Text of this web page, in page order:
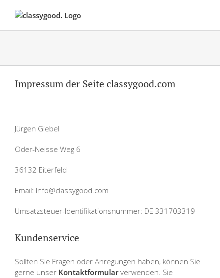
Impressum der Seite classygood.com
Jürgen Giebel
Oder-Neisse Weg 6
36132 Eiterfeld
Email: Info@classygood.com
Umsatzsteuer-Identifikationsnummer: DE 331703319
Kundenservice
Sollten Sie Fragen oder Anregungen haben, können Sie
gerne unser Kontaktformularverwenden. Sie